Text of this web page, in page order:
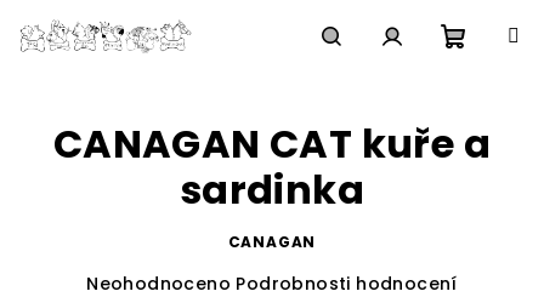
na
obsah
košík
CANAGAN CAT kuře a
sardinka
CANAGAN
Průměrné
Neohodnoceno Podrobnosti hodnocení